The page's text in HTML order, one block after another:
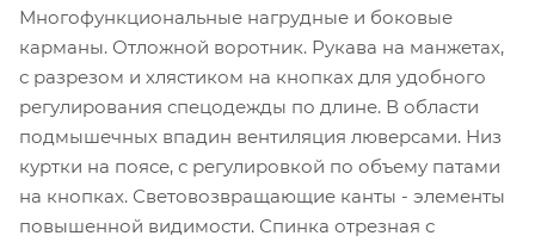
Многофункциональные нагрудные и боковые
карманы. Отложной воротник. Рукава на манжетах,
с разрезом и хлястиком на кнопках для удобного
регулирования спецодежды по длине. В области
подмышечных впадин вентиляция люверсами. Низ
куртки на поясе, с регулировкой по объему патами
на кнопках. Световозвращающие канты - элементы
повышенной видимости. Спинка отрезная с